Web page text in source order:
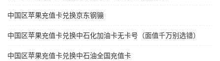
中国区苹果充值卡兑换京东钢镚
中国区苹果充值卡兑换中石化加油卡无卡号（面值千万别选错）
中国区苹果充值卡兑换中石油全国充值卡